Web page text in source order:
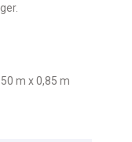
m x 0,85 m